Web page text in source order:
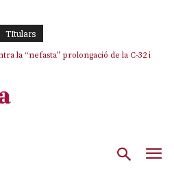
TItulars
la “nefasta” prolongació de la C-32 i